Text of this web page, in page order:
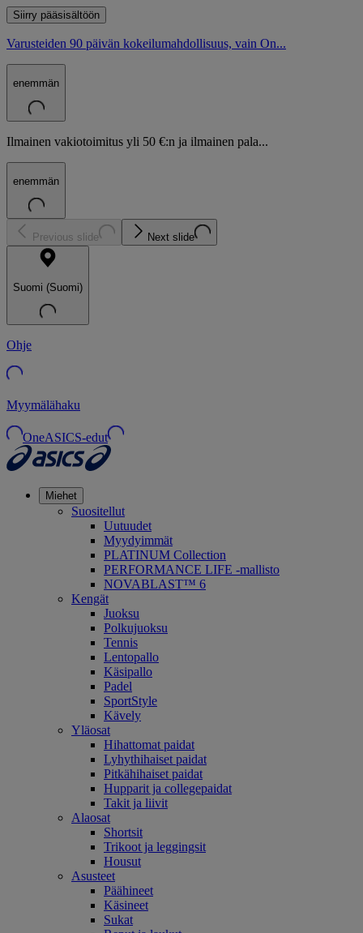
Siirry pääsisältöön
Varusteiden 90 päivän kokeilumahdollisuus, vain On...
enemmän
Ilmainen vakiotoimitus yli 50 €:n ja ilmainen pala...
enemmän
Previous slide Next slide
Suomi (Suomi)
Ohje
Myymälähaku
OneASICS-edut
Miehet
Suositellut
Uutuudet
Myydyimmät
PLATINUM Collection
PERFORMANCE LIFE -mallisto
NOVABLAST™ 6
Kengät
Juoksu
Polkujuoksu
Tennis
Lentopallo
Käsipallo
Padel
SportStyle
Kävely
Yläosat
Hihattomat paidat
Lyhythihaiset paidat
Pitkähihaiset paidat
Hupparit ja collegepaidat
Takit ja liivit
Alaosat
Shortsit
Trikoot ja leggingsit
Housut
Asusteet
Päähineet
Käsineet
Sukat